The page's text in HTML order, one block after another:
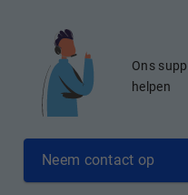
Ons
helpen
Neem contact op